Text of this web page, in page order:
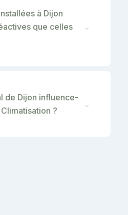
à Dijon
que celles
⌄
de Dijon influence-
?
⌄